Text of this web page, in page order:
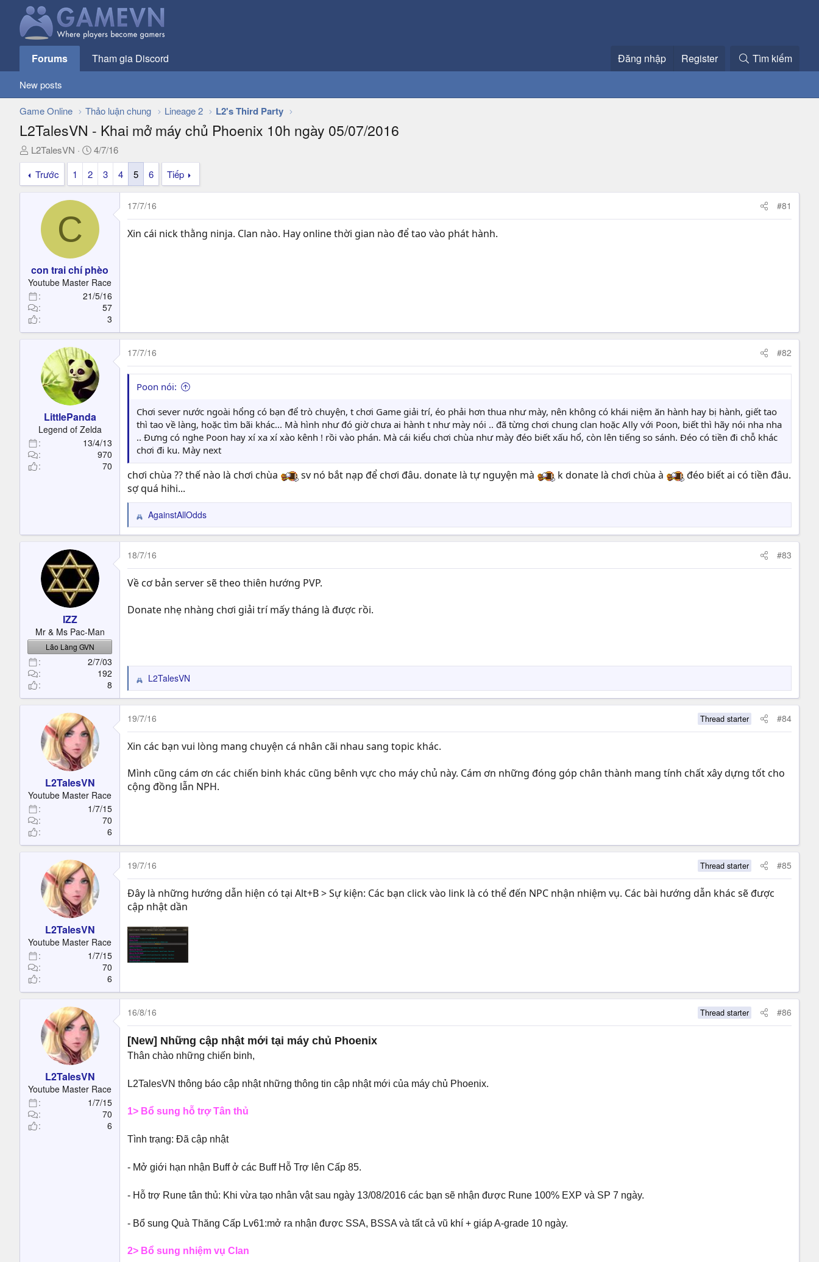
Forums Tham gia Discord Đăng nhập Register Tìm kiếm
New posts
Game Online Thảo luận chung Lineage 2 L2's Third Party
L2TalesVN - Khai mở máy chủ Phoenix 10h ngày 05/07/2016
T
h
e
t
e
r
L2TalesVN
N
g
y
ử
4/7/16
Trước
1 2 3 4 5 6 Tiếp
C
con trai chí phèo
Youtube Master Race
21/5/16
57
3
17/7/16 #81
Xin cái nick thằng ninja. Clan nào. Hay online thời gian nào để tao vào phát hành.
LittlePanda
Legend of Zelda
13/4/13
970
70
17/7/16 #82
Poon nói:
Chơi sever nước ngoài hổng có bạn để trò chuyện, t chơi Game giải trí, éo phải hơn thua như mày, nên không có khái niệm ăn hành hay bị hành, giết tao
thì tao về làng, hoặc tìm bãi khác... Mà hình như đó giờ chưa ai hành t như mày nói .. đã từng chơi chung clan hoặc Ally với Poon, biết thì hãy nói nha nha
.. Đưng có nghe Poon hay xí xa xí xào kênh ! rồi vào phán. Mà cái kiểu chơi chùa như mày đéo biết xấu hổ, còn lên tiếng so sánh. Đéo có tiền đi chỗ khác
chơi đi ku. Mày next
chơi chùa ?? thế nào là chơi chùa sv nó bắt nạp để chơi đâu. donate là tự nguyện mà k donate là chơi chùa à
đéo biết ai có tiền đâu.
sợ quá hihi...
R
e
a
c
t
i
o
s
AgainstAllOdds
IZZ
Mr & Ms Pac-Man
Lão Làng GVN
2/7/03
192
8
18/7/16 #83
Về cơ bản server sẽ theo thiên hướng PVP.
Donate nhẹ nhàng chơi giải trí mấy tháng là được rồi.
R
e
a
c
t
i
o
s
:
L2TalesVN
L2TalesVN
Youtube Master Race
1/7/15
70
6
19/7/16 Thread starter #84
Xin các bạn vui lòng mang chuyện cá nhân cãi nhau sang topic khác.
Mình cũng cám ơn các chiến binh khác cũng bênh vực cho máy chủ này. Cám ơn những đóng góp chân thành mang tính chất xây dựng tốt cho
cộng đồng lẫn NPH.
L2TalesVN
Youtube Master Race
1/7/15
70
6
19/7/16 Thread starter #85
Đây là những hướng dẫn hiện có tại Alt+B > Sự kiện: Các bạn click vào link là có thể đến NPC nhận nhiệm vụ. Các bài hướng dẫn khác sẽ được
cập nhật dần
L2TalesVN
Youtube Master Race
1/7/15
70
6
16/8/16 Thread starter #86
[New] Những cập nhật mới tại máy chủ Phoenix
Thân chào những chiến binh,
L2TalesVN thông báo cập nhật những thông tin cập nhật mới của máy chủ Phoenix.
1> Bổ sung hỗ trợ Tân thủ
Tình trạng: Đã cập nhật
- Mở giới hạn nhận Buff ở các Buff Hỗ Trợ lên Cấp 85.
- Hỗ trợ Rune tân thủ: Khi vừa tạo nhân vật sau ngày 13/08/2016 các bạn sẽ nhận được Rune 100% EXP và SP 7 ngày.
- Bổ sung Quà Thăng Cấp Lv61:mở ra nhận được SSA, BSSA và tất cả vũ khí + giáp A-grade 10 ngày.
2> Bổ sung nhiệm vụ Clan